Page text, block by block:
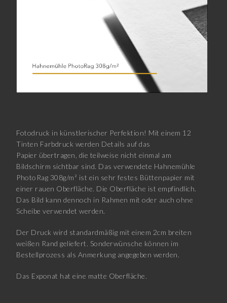
Fotodruck in künstlerischer Perfektion! Mit einem 12
Tinten Farbdruck werden Details auf das
Papier übertragen, die teilweise nicht einmal am
Bildschirm sichtbar sind. Das verwendete Hahnemühle
PhotoRag 308g/m² ist ein sehr festes Büttenpapier mit
einer rauen Oberfläche. Die Oberfläche ist empfindlich.
Das Bild kann dennoch in Rahmen mit oder auch ohne
Scheibe verwendet werden.
Der Druck wird standardmäßig mit einem 2cm breiten
weißen Rand geliefert. Sonderwünsche können im
Bestellprozess als Anmerkung angegeben werden.
Das Exponat hat eine matte Oberfläche.